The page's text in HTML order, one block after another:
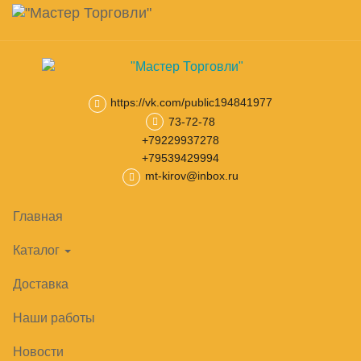
Skip
main
content
Навигация
https://vk.com/public194841977
73-72-78
+79229937278
+79539429994
mt-kirov@inbox.ru
Главная
Каталог
Доставка
Наши работы
Новости
Корзина
товар(ов)
Шкафы и скамейки для раздевалок